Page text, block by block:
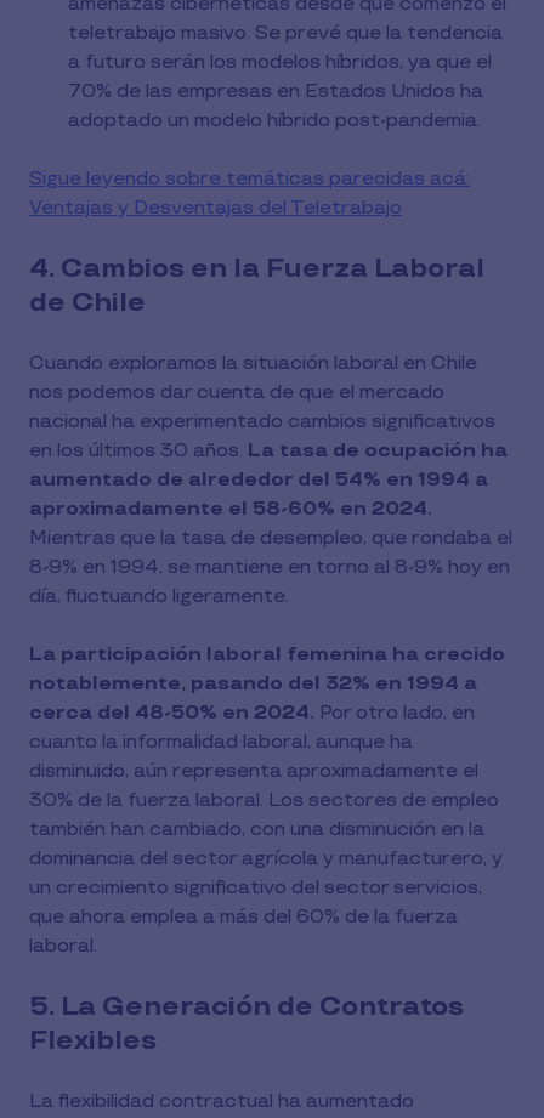
amenazas cibernéticas desde que comenzó el
teletrabajo masivo. Se prevé que la tendencia
a futuro serán los modelos híbridos, ya que el
70% de las empresas en Estados Unidos ha
adoptado un modelo híbrido post-pandemia.
Sigue leyendo sobre temáticas parecidas acá:
Ventajas y Desventajas del Teletrabajo
4. Cambios en la Fuerza Laboral
de Chile
Cuando exploramos la situación laboral en Chile
nos podemos dar cuenta de que el mercado
nacional ha experimentado cambios significativos
en los últimos 30 años. La tasa de ocupación ha
aumentado de alrededor del 54% en 1994 a
aproximadamente el 58-60% en 2024.
Mientras que la tasa de desempleo, que rondaba el
8-9% en 1994, se mantiene en torno al 8-9% hoy en
día, fluctuando ligeramente.
La participación laboral femenina ha crecido
notablemente, pasando del 32% en 1994 a
cerca del 48-50% en 2024. Por otro lado, en
cuanto la informalidad laboral, aunque ha
disminuido, aún representa aproximadamente el
30% de la fuerza laboral. Los sectores de empleo
también han cambiado, con una disminución en la
dominancia del sector agrícola y manufacturero, y
un crecimiento significativo del sector servicios,
que ahora emplea a más del 60% de la fuerza
laboral.
5. La Generación de Contratos
Flexibles
La flexibilidad contractual ha aumentado